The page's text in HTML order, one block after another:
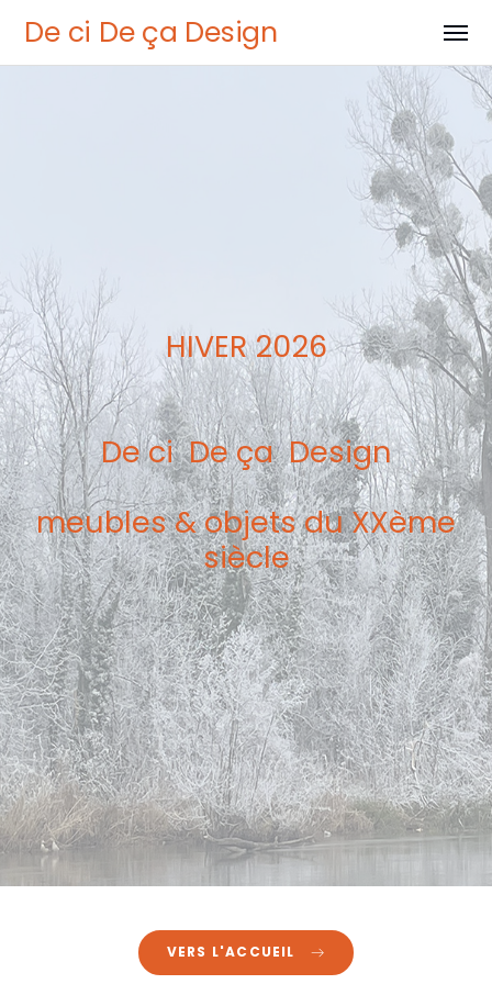
De ci De ça Design
HIVER 2026
De ci De ça Design
meubles & objets du XXème
siècle
VERS L'ACCUEIL